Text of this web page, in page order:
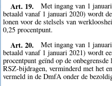
Art. 19.
Met ingang van 1
betaald vanaf 1 januari 2020) wordt
lonen voor de stelsels van
0,25 procentpunt.
Art. 20.
Met ingang van 1
betaald vanaf 1 januari 2021) wordt
procentpunt geïnd op de onbegrensde
RSZ-bijdragen, verminderd met het
vermeld in de DmfA onder de